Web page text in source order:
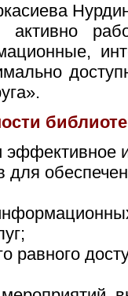
активно
эффективное
для
равного